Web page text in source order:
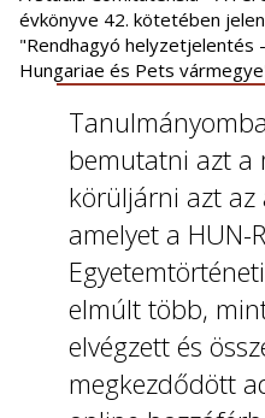
évkönyve 42. kötetében
"Rendhagyó helyzetjelentés
Hungariae és Pets
bemutatni azt a
körüljárni azt az
amelyet a HUN-
elmúlt több,
elvégzett és
megkezdődött